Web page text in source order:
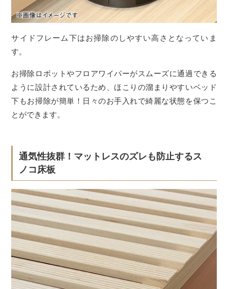
サイドフレーム下はお掃除のしやすい高さとなっていま
す。
お掃除ロボットやフロアワイパーがスムーズに通過できる
ように設計されているため、ほこりの溜まりやすいベッド
下もお掃除が簡単！日々のお手入れで綺麗な状態を保つこ
とができます。
通気性抜群！マットレスのズレも防止するス
ノコ床板